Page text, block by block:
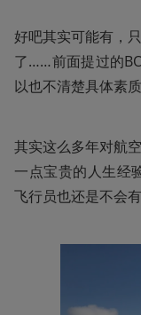
好吧其实可能有，
了……前面提过的
以也不清楚具体素
其实这么多年对航
一点宝贵的人生经
飞行员也还是不会有